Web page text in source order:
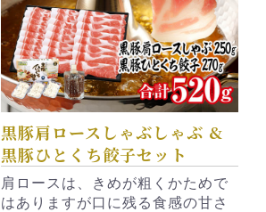
黒豚肩ロースしゃぶしゃぶ &
黒豚ひとくち餃子セット
肩ロースは、きめが粗くかためで
はありますが口に残る食感の甘さ